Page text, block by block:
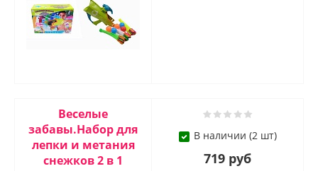
Веселые
забавы.Набор для
лепки и метания
снежков 2 в 1
В наличии (2 шт)
719 руб